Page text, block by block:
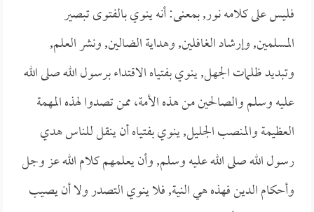
فليس على كلامه نور, بمعنى: أنه ينوي بالفتوى تبصير
المسلمين, وإرشاد الغافلين, وهداية الضالين, ونشر العلم,
وتبديد ظلمات الجهل, ينوي بفتياه الاقتداء برسول الله صلى الله
عليه وسلم والصالحين من هذه الأمة، ممن تصدوا لهذه المهمة
العظيمة والمنصب الجليل, ينوي بفتياه أن ينقل للناس هدي
رسول الله صلى الله عليه وسلم, وأن يعلمهم كلام الله عز وجل
وأحكام الدين فهذه هي النية, فلا ينوي التصدر ولا أن يصيب